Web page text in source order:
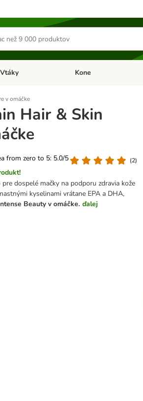
menu: Malé zvieratá
Vtáky Otvoriť menu: Vtáky
Kone
v omáčke
Hair & Skin
from zero to 5: 5.0/5
(2)
dospelé mačky na podporu zdravia kože
kyselinami vrátane EPA a DHA,
Beauty v omáčke. ďalej